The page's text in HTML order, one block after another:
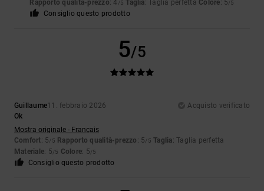
Rapporto qualità-prezzo: 4 /5 Taglia: Taglia perfetta Colore: 5/5
Consiglio questo prodotto
5/5
Guillaume11. febbraio 2026
Acquisto verificato
Ok
Mostra originale - Français
Comfort: 5/5 Rapporto qualità-prezzo : 5/5 Taglia: Taglia perfetta
Materiale: 5/5 Colore: 5/5
Consiglio questo prodotto